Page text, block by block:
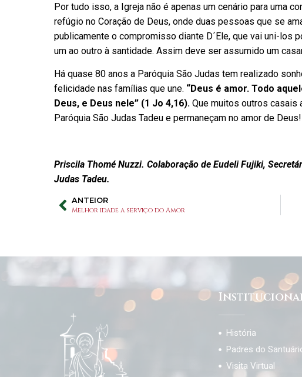
Por tudo isso, a Igreja não é apenas um cenário para uma
refúgio no Coração de Deus, onde duas pessoas que se
publicamente o compromisso diante D´Ele, que vai uni-los
um ao outro à santidade. Assim deve ser assumido um
Há quase 80 anos a Paróquia São Judas tem realizado
felicidade nas famílias que une. “Deus é amor. Todo
Deus, e Deus nele” (1 Jo 4,16). Que muitos outros casais
Paróquia São Judas Tadeu e permaneçam no amor de Deus!
Priscila Thomé Nuzzi. Colaboração de Eudeli Fujiki,
Judas Tadeu.
ANTEIOR
Melhor idade a serviço do Amor
História
Padres do
Visita Virtual